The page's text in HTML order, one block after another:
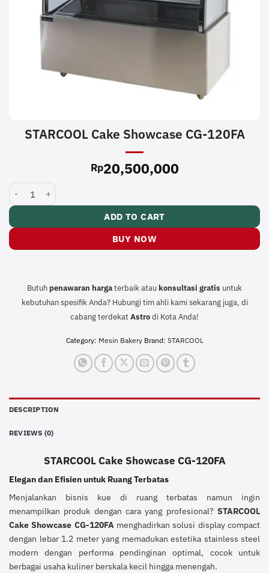
STARCOOL Cake Showcase CG-120FA
Rp20,500,000
STARCOOL Cake Showcase CG-120FA quantity
ADD TO CART
BUY NOW
Butuh penawaran hargaterbaik atau konsultasi gratis untuk
kebutuhan spesifik Anda? Hubungi tim ahli kami sekarang juga, di
cabang terdekat Astrodi Kota Anda!
Category: Mesin Bakery Brand: STARCOOL
DESCRIPTION
REVIEWS (0)
STARCOOL Cake Showcase CG-120FA
Elegan dan Efisien untuk Ruang Terbatas
Menjalankan bisnis kue di ruang terbatas namun ingin
menampilkan produk dengan cara yang profesional? STARCOOL
Cake Showcase CG-120FAmenghadirkan solusi display compact
dengan lebar 1.2 meter yang memadukan estetika stainless steel
modern dengan performa pendinginan optimal, cocok untuk
berbagai usaha kuliner berskala kecil hingga menengah.